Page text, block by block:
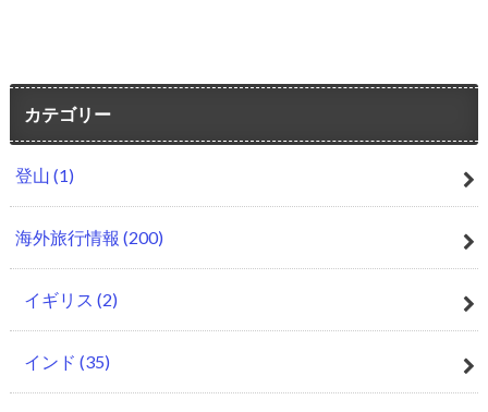
カテゴリー
登山 (1)
海外旅行情報 (200)
イギリス (2)
インド (35)